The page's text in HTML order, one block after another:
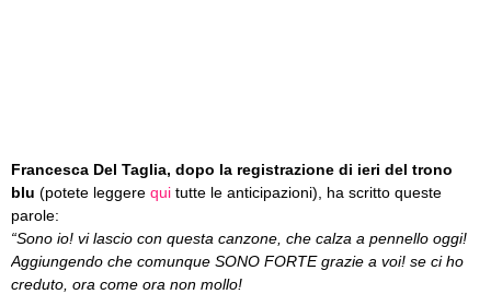
Francesca Del Taglia, dopo la registrazione di ieri del trono
blu (potete leggere qui tutte le anticipazioni), ha scritto queste
parole:
“Sono io! vi lascio con questa canzone, che calza a pennello oggi!
Aggiungendo che comunque SONO FORTE grazie a voi! se ci ho
creduto, ora come ora non mollo!